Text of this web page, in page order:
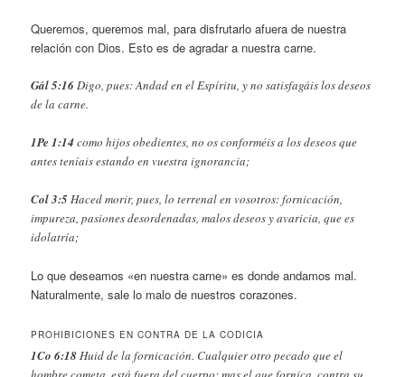
Queremos, queremos mal, para disfrutarlo afuera de nuestra
relación con Dios. Esto es de agradar a nuestra carne.
Gál 5:16Digo, pues: Andad en el Espíritu, y no satisfagáis los deseos
de la carne.
1Pe 1:14como hijos obedientes, no os conforméis a los deseos que
antes teníais estando en vuestra ignorancia;
Col 3:5Haced morir, pues, lo terrenal en vosotros: fornicación,
impureza, pasiones desordenadas, malos deseos y avaricia, que es
idolatría;
Lo que deseamos «en nuestra carne» es donde andamos mal.
Naturalmente, sale lo malo de nuestros corazones.
PROHIBICIONES EN CONTRA DE LA CODICIA
1Co 6:18 Huid de la fornicación. Cualquier otro pecado que el